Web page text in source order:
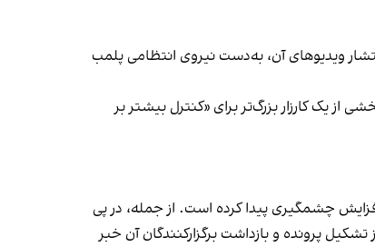
دادند فروشگاه جین‌وست در خیابان فرشته تهران، شنبه ۱۹ مهر و پس از برگزاری جشنی در ۱۸ مهر و انتشار ویدیوهای آن، به‌دست نیروی انتظامی پلمب
یک کارزار بزرگ‌تر برای «کنترل بیشتر بر
چشمگیری پیدا کرده است. از جمله، در پی
پرونده و بازداشت برگزارکنندگان آن خبر